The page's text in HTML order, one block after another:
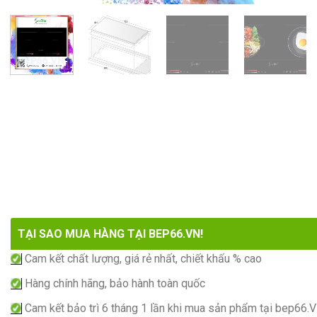
TẠI SAO MUA HÀNG TẠI BEP66.VN!
Cam kết chất lượng, giá rẻ nhất, chiết khấu % cao
Hàng chính hãng, bảo hành toàn quốc
Cam kết bảo trì 6 tháng 1 lần khi mua sản phẩm tại